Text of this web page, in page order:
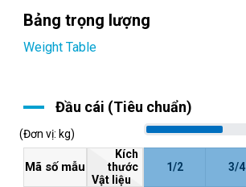
Bảng trọng lượng
Weight Table
Đầu cái (Tiêu chuẩn)
(Đơn vị: kg)
Mã số mẫu
Vật liệu
Kích
thước
1/2 3/4